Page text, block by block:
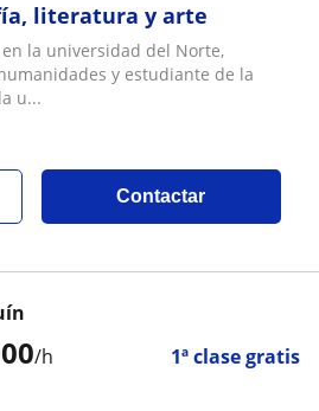
literatura y arte
la universidad del Norte,
y estudiante de la
u...
Contactar
/h 1ª clase gratis